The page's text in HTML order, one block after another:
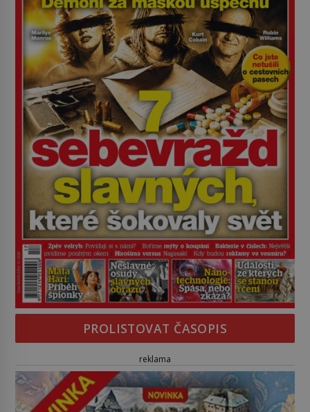
PROLISTOVAT ČASOPIS
reklama